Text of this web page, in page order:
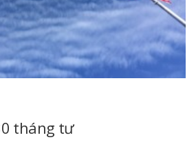
tháng tư